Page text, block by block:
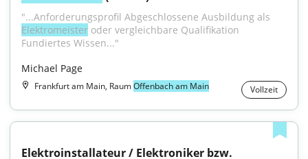
Elektromeister oder vergleichbare Qualifikation
Fundiertes Wissen..."
Michael Page
Frankfurt am Main, RaumOffenbach am Main Vollzeit